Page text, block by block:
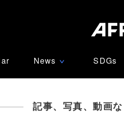
News ∨ SDGs
記事、写真、動画